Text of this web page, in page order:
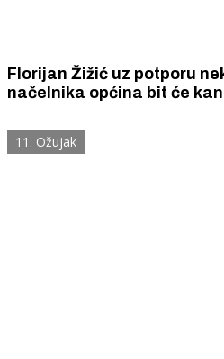
Florijan Žižić uz potporu
načelnika općina bit će
11. Ožujak